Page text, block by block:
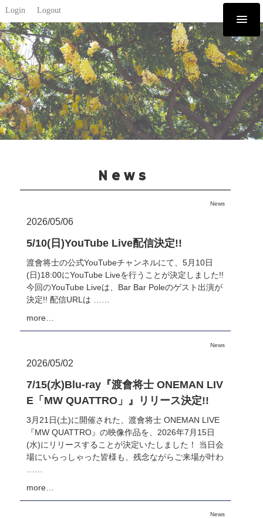
Login Logout
News
News
2026/05/06
5/10(日)YouTube Live配信決定!!
渡會将士の公式YouTubeチャンネルにて、5月10日
(日)18:00にYouTube Liveを行うことが決定しました!!
今回のYouTube Liveは、Bar Bar Poleのゲスト出演が
決定!! 配信URLは ……
more…
News
2026/05/02
7/15(水)Blu-ray『渡會将士 ONEMAN LIV
E「MW QUATTRO」』リリース決定!!
3月21日(土)に開催された、渡會将士 ONEMAN LIVE
『MW QUATTRO』の映像作品を、2026年7月15日
(水)にリリースすることが決定いたしました！ 当日会
場にいらっしゃった皆様も、残念ながらご来場が叶わ
more…
News